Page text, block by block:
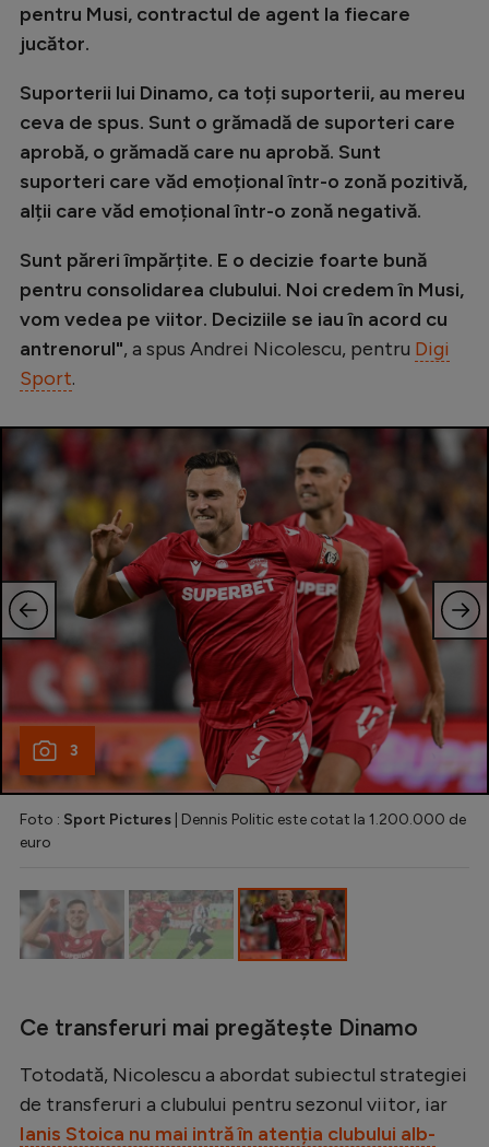
Ciclism
JO 2024
JO 2026
Intră în cont
Creează cont
pentru Musi, contractul de agent la fiecare
jucător.
Suporterii lui Dinamo, ca toți suporterii, au mereu
ceva de spus. Sunt o grămadă de suporteri care
aprobă, o grămadă care nu aprobă. Sunt
suporteri care văd emoțional într-o zonă pozitivă,
alții care văd emoțional într-o zonă negativă.
Sunt păreri împărțite. E o decizie foarte bună
pentru consolidarea clubului. Noi credem în Musi,
vom vedea pe viitor. Deciziile se iau în acord cu
antrenorul", a spus Andrei Nicolescu, pentru Digi
Sport.
3
Foto : Sport Pictures | Dennis Politic este cotat la 1.200.000 de
euro
Ce transferuri mai pregătește Dinamo
Totodată, Nicolescu a abordat subiectul strategiei
de transferuri a clubului pentru sezonul viitor, iar
Ianis Stoica nu mai intră în atenția clubului alb-